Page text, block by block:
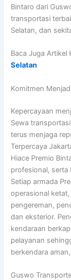
Bintaro dari
transportasi
Selatan, dan
Baca Juga Artikel
Selatan
Komitmen
Kepercayaan
Sewa
terus menjaga
Terpercaya
Hiace Premio
profesional, serta
Setiap armada
operasional
pengereman,
dan eksterior.
kendaraan
pelayanan
berkendara
Guswo